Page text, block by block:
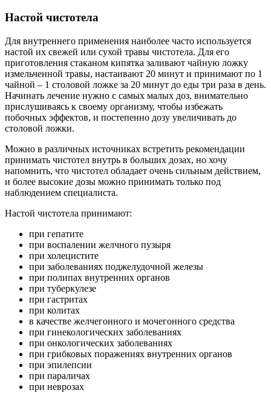
Настой чистотела
Для внутреннего применения наиболее часто используется
настой их свежей или сухой травы чистотела. Для его
приготовления стаканом кипятка заливают чайную ложку
измельченной травы, настаивают 20 минут и принимают по 1
чайной – 1 столовой ложке за 20 минут до еды три раза в день.
Начинать лечение нужно с самых малых доз, внимательно
прислушиваясь к своему организму, чтобы избежать
побочных эффектов, и постепенно дозу увеличивать до
столовой ложки.
Можно в различных источниках встретить рекомендации
принимать чистотел внутрь в больших дозах, но хочу
напомнить, что чистотел обладает очень сильным действием,
и более высокие дозы можно принимать только под
наблюдением специалиста.
Настой чистотела принимают:
при гепатите
при воспалении желчного пузыря
при холецистите
при заболеваниях поджелудочной железы
при полипах внутренних органов
при туберкулезе
при гастритах
при колитах
в качестве желчегонного и мочегонного средства
при гинекологических заболеваниях
при онкологических заболеваниях
при грибковых поражениях внутренних органов
при эпилепсии
при параличах
при неврозах